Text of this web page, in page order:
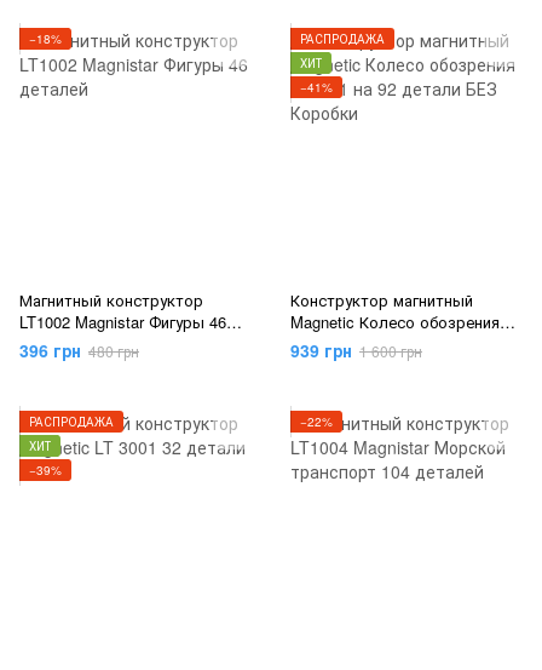
−18%
Магнитный конструктор
LT1002 Magnistar Фигуры 46
деталей
396 грн 480 грн
РАСПРОДАЖА
ХИТ
−41%
Конструктор магнитный
Magnetic Колесо обозрения
LT4001 на 92 детали БЕЗ
Коробки
939 грн 1 600 грн
РАСПРОДАЖА
ХИТ
−39%
−22%